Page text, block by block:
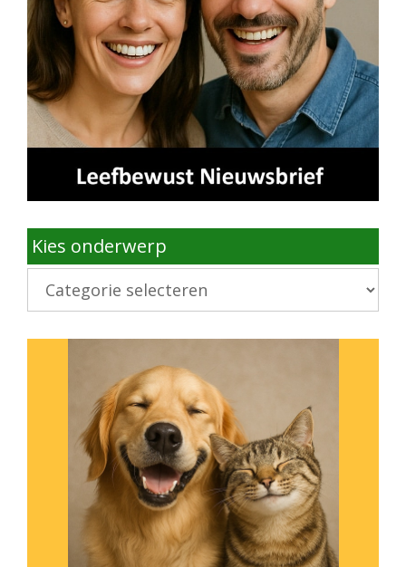
Kies onderwerp
Kies
onderwerp